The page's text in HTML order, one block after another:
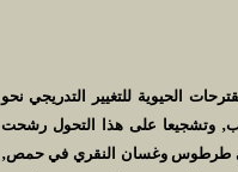
فيه احد المقترحات الحيوية للتغيير التدريجي نحو
السبب‚ وتشجيعا على هذا التحول رشحت
طرطوس وغسان النقري في حمص‚